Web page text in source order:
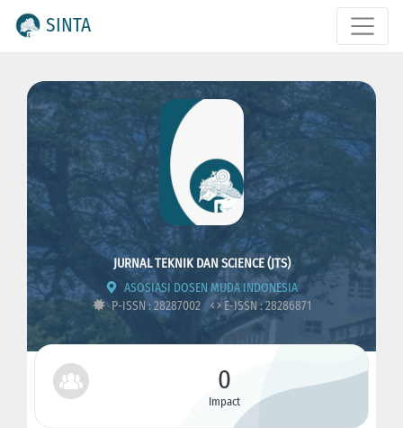
SINTA
JURNAL TEKNIK DAN SCIENCE (JTS)
ASOSIASI DOSEN MUDA INDONESIA
P-ISSN : 28287002
E-ISSN : 28286871
0
Impact